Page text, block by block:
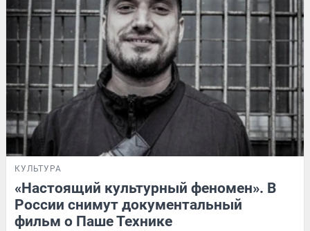
КУЛЬТУРА
«Настоящий культурный феномен». В
России снимут документальный
фильм о Паше Технике